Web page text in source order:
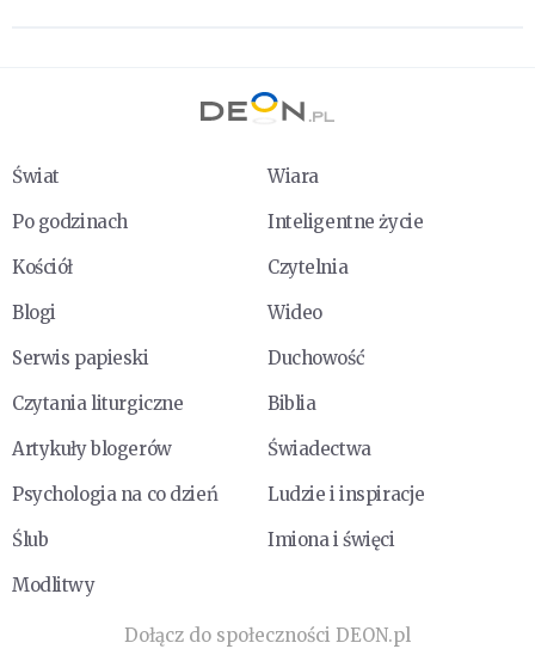
Świat
Wiara
Po godzinach
Inteligentne życie
Kościół
Czytelnia
Blogi
Wideo
Serwis papieski
Duchowość
Czytania liturgiczne
Biblia
Artykuły blogerów
Świadectwa
Psychologia na co dzień
Ludzie i inspiracje
Ślub
Imiona i święci
Modlitwy
Dołącz do społeczności DEON.pl